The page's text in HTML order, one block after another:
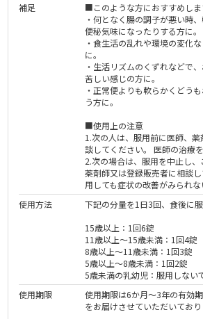
補足
■このような方におすすめし
・何となく腸の調子が悪い時
便秘気味になったりする方に。
・食生活の乱れや環境の変化
に。
・生活リズムのくずれなどで
苦しい感じの方に。
・正常便よりも軟らかくどう
う方に。
■使用上の注意
1.次の人は、服用前に医師、
談してください。 医師の治療
2.次の場合は、服用を中止し、
薬剤師又は登録販売者に相談
用しても症状の改善がみられな
使用方法
下記の分量を1日3回、食後に服
15歳以上：1回6錠
11歳以上～15歳未満：1回4錠
8歳以上～11歳未満：1回3錠
5歳以上～8歳未満：1回2錠
5歳未満の乳幼児：服用しない
使用期限
使用期限は6か月～3年の有効
をお届けさせていただいており